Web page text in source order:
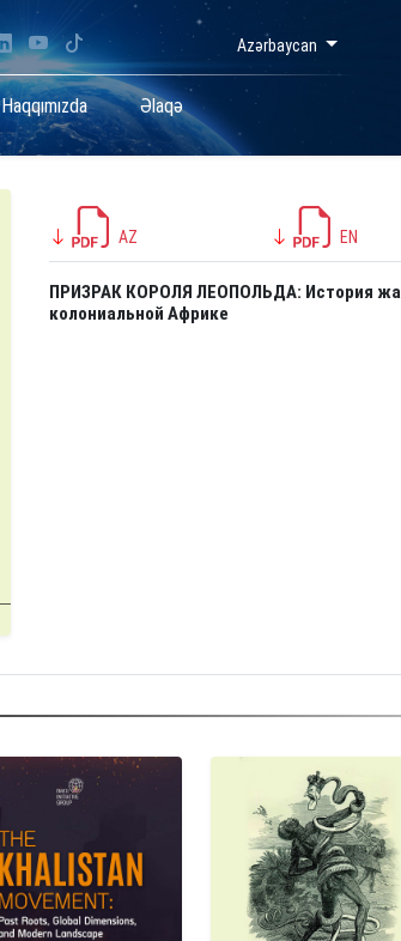
Azərbaycan
Haqqımızda Əlaqə
AZ EN
ПРИЗРАК КОРОЛЯ ЛЕОПОЛЬДА: История
колониальной Африке